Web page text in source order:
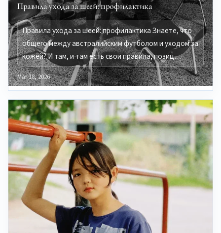
Правила ухода за шеей: профилактика
Правила ухода за шеей: профилактика Знаете, что
общего между австралийским футболом и уходом за
кожей? И там, и там есть свои правила, позиц…
Mar 18, 2026